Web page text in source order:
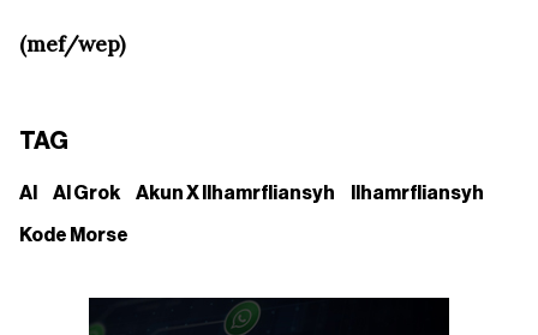
(mef/wep)
TAG
AI AI Grok Akun X Ilhamrfliansyh Ilhamrfliansyh
Kode Morse